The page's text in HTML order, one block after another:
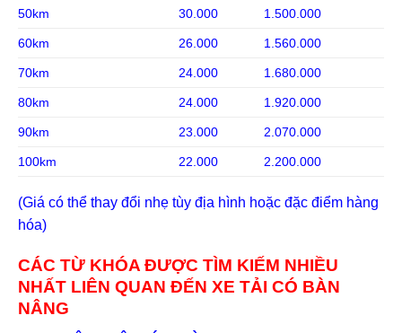
50km 30.000 1.500.000
60km 26.000 1.560.000
70km 24.000 1.680.000
80km 24.000 1.920.000
90km 23.000 2.070.000
100km 22.000 2.200.000
(Giá có thể thay đổi nhẹ tùy địa hình hoặc đặc điểm hàng
hóa)
CÁC TỪ KHÓA ĐƯỢC TÌM KIẾM NHIỀU
NHẤT LIÊN QUAN ĐẾN XE TẢI CÓ BÀN
NÂNG